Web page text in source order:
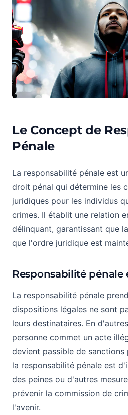
Le Concept de
Pénale
La responsabilité pénale est
droit pénal qui détermine les
juridiques pour les individus
crimes. Il établit une relation
délinquant, garantissant que
que l'ordre juridique est
Responsabilité pénale
La responsabilité pénale
dispositions légales ne sont
leurs destinataires. En
personne commet un acte
devient passible de
la responsabilité pénale est
des peines ou d'autres
prévenir la commission de
l'avenir.